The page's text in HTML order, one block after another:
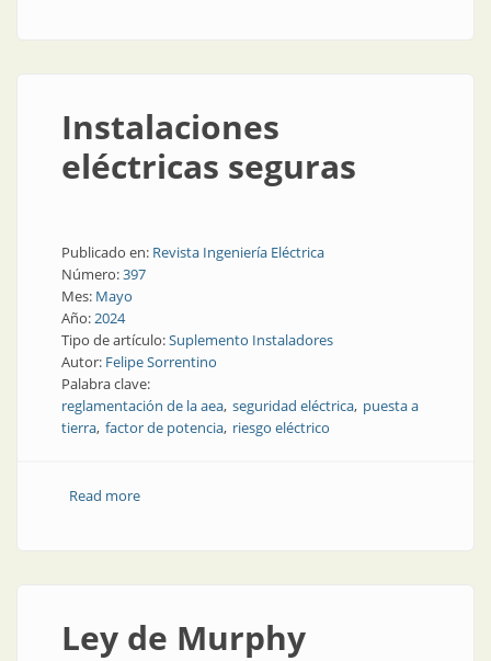
Instalaciones
eléctricas seguras
Publicado en: Revista Ingeniería Eléctrica
Número:397
Mes: Mayo
Año:2024
Tipo de artículo:Suplemento Instaladores
Autor: Felipe Sorrentino
Palabra clave:
reglamentación de la aea seguridad eléctrica puesta a
tierra factor de potencia riesgo eléctrico
Read moreabout Instalaciones eléctricas seguras
Ley de Murphy